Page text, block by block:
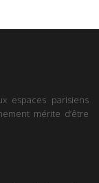
espaces parisiens
mérite d’être